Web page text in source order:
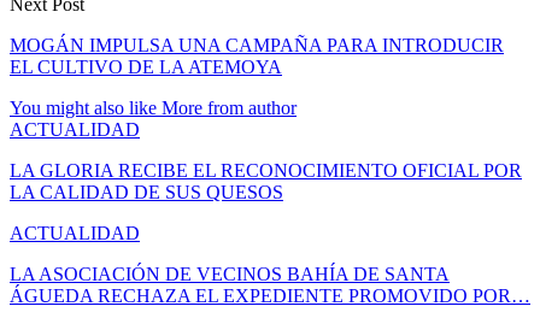
MOGÁN IMPULSA UNA CAMPAÑA PARA INTRODUCIR
EL CULTIVO DE LA ATEMOYA
You might also like More from author
ACTUALIDAD
LA GLORIA RECIBE EL RECONOCIMIENTO OFICIAL POR
LA CALIDAD DE SUS QUESOS
ACTUALIDAD
LA ASOCIACIÓN DE VECINOS BAHÍA DE SANTA
ÁGUEDA RECHAZA EL EXPEDIENTE PROMOVIDO POR…